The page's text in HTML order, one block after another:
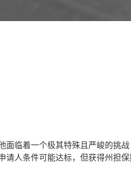
临着一个极其特殊且严峻的挑
请人条件可能达标，但获得州